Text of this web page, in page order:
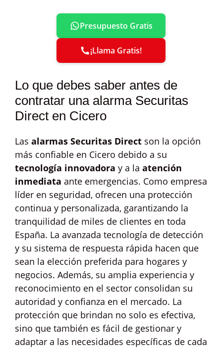
Presupuesto Gratis
¡Llama Gratis!
Lo que debes saber antes de
contratar una alarma Securitas
Direct en Cicero
Las alarmas Securitas Direct son la opción
más confiable en Cicero debido a su
tecnología innovadora y a la atención
inmediata ante emergencias. Como empresa
líder en seguridad, ofrecen una protección
continua y personalizada, garantizando la
tranquilidad de miles de clientes en toda
España. La avanzada tecnología de detección
y su sistema de respuesta rápida hacen que
sean la elección preferida para hogares y
negocios. Además, su amplia experiencia y
reconocimiento en el sector consolidan su
autoridad y confianza en el mercado. La
protección que brindan no solo es efectiva,
sino que también es fácil de gestionar y
adaptar a las necesidades específicas de cada